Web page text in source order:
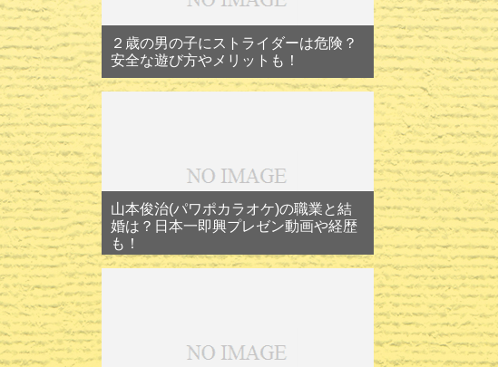
２歳の男の子にストライダーは危険？
安全な遊び方やメリットも！
山本俊治(パワポカラオケ)の職業と結
婚は？日本一即興プレゼン動画や経歴
も！